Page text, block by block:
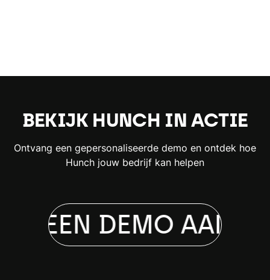
BEKIJK HUNCH IN ACTIE
Ontvang een gepersonaliseerde demo en ontdek hoe
Hunch jouw bedrijf kan helpen
EEN DEMO AAN